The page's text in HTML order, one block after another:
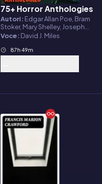
Audiolibro
75+ Horror Anthologies
Autori: Edgar Allan Poe, Bram
Stoker, Mary Shelley, Joseph
Sheridan Le Fanu, Robert Louis
Lovecraft, Algernon
Chambers
Voce: David J. Miles
87h 49m